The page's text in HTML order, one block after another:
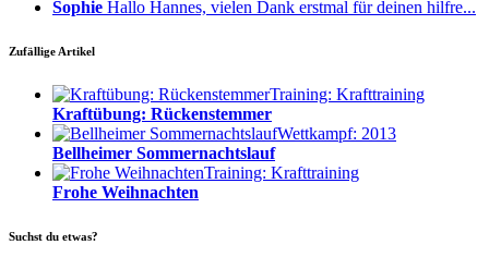
Sophie Hallo Hannes, vielen Dank erstmal für deinen hilfre...
Zufällige Artikel
Training: Krafttraining
Kraftübung: Rückenstemmer
Wettkampf: 2013
Bellheimer Sommernachtslauf
Training: Krafttraining
Frohe Weihnachten
Suchst du etwas?